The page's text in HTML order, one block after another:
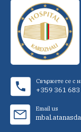
Свържете се с
+359 361 683
Email us